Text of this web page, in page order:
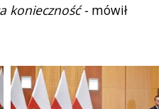
konieczność - mówił